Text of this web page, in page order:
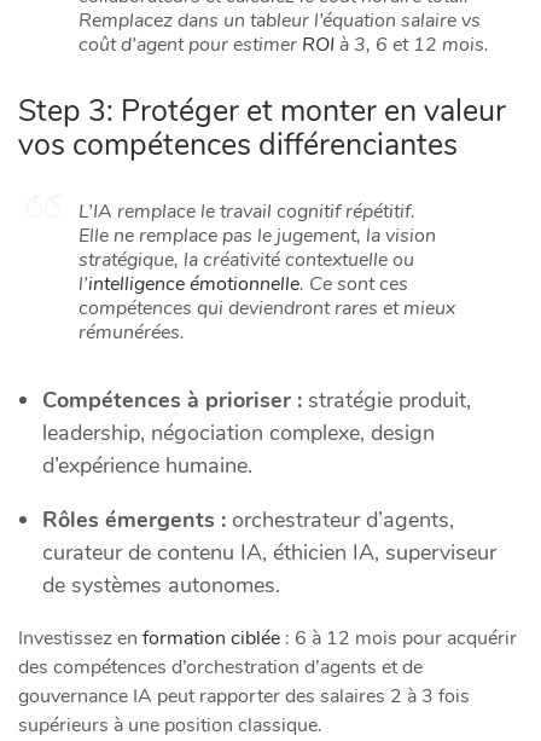
Remplacez dans un tableur l’équation salaire vs
coût d’agent pour estimer ROIà 3, 6 et 12 mois.
Step 3: Protéger et monter en valeur
vos compétences différenciantes
L’IA remplace le travail cognitif répétitif.
Elle ne remplace pas le jugement, la vision
stratégique, la créativité contextuelle ou
l’intelligence émotionnelle. Ce sont ces
compétences qui deviendront rares et mieux
rémunérées.
Compétences à prioriser : stratégie produit,
leadership, négociation complexe, design
d’expérience humaine.
Rôles émergents : orchestrateur d’agents,
curateur de contenu IA, éthicien IA, superviseur
de systèmes autonomes.
Investissez en formation ciblée : 6 à 12 mois pour acquérir
des compétences d’orchestration d’agents et de
gouvernance IA peut rapporter des salaires 2 à 3 fois
supérieurs à une position classique.